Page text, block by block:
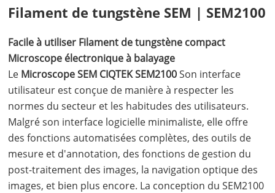
Filament de tungstène SEM | SEM2100
Facile à utiliser Filament de tungstène compact
Microscope électronique à balayage
Le Microscope SEM CIQTEK SEM2100Son interface
utilisateur est conçue de manière à respecter les
normes du secteur et les habitudes des utilisateurs.
Malgré son interface logicielle minimaliste, elle offre
des fonctions automatisées complètes, des outils de
mesure et d'annotation, des fonctions de gestion du
post-traitement des images, la navigation optique des
images, et bien plus encore. La conception du SEM2100